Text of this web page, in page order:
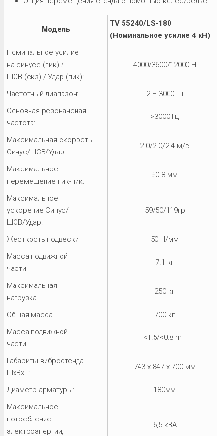
Модель
TV 55240/LS-180
(Номинальное усилие 4 кН)
Номинальное усилие
на синусе (пик) /
ШСВ (скз) / Удар (пик):
4000/3600/12000 Н
Частотный диапазон:
2 – 3000 Гц
Основная резонансная
частота:
>3000 Гц
Максимальная скорость
Синус/ШСВ/Удар
2.0/2.0/2.4 м/с
Максимальное
перемещение пик-пик:
50.8 мм
Максимальное
ускорение Синус/
ШСВ/Удар:
59/50/119гр
Жесткость подвески
50 Н/мм
Масса подвижной
части
7.1 кг
Максимальная
нагрузка
250 кг
Общая масса
700 кг
Масса подвижной
части
<1.5/<0.8 mT
Габариты вибростенда
ШхВхГ:
743 x 847 x 700 мм
Диаметр арматуры:
180мм
Максимальное
потребление
электроэнергии,
6,5 кВА